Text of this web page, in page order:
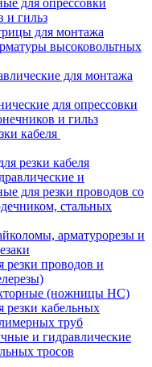
для опрессовки
и гильз
для монтажа
высоковольтных
для монтажа
для опрессовки
и гильз
кабеля
резки кабеля
и
для резки проводов со
стальных
арматурорезы и
проводов и
(ножницы НС)
кабельных
труб
и гидравлические
тросов